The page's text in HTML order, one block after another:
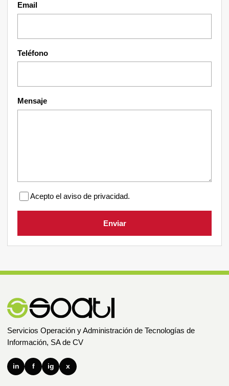
Email
Teléfono
Mensaje
Acepto el aviso de privacidad.
Enviar
Servicios Operación y Administración de Tecnologías de
Información, SA de CV
in f ig x